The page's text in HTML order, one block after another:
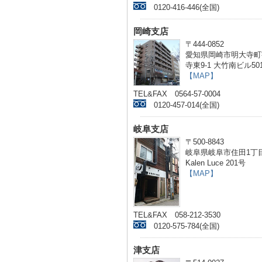
0120-416-446(全国)
岡崎支店
〒444-0852
愛知県岡崎市明大寺
寺東9-1 大竹南ビル
【MAP】
TEL&FAX 0564-57-0004
0120-457-014(全国)
岐阜支店
〒500-8843
岐阜県岐阜市住田1丁
Kalen Luce 201号
【MAP】
TEL&FAX 058-212-3530
0120-575-784(全国)
津支店